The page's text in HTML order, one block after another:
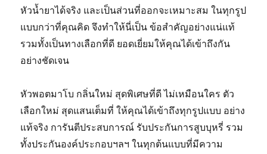
หัวน้ำยาได้จริง และเป็นส่วนที่ออกจะเหมาะสม ในทุกรูป
แบบกว่าที่คุณคิด จึงทำให้นี่เป็น ข้อสำคัญอย่างแน่แท้
รวมทั้งเป็นทางเลือกที่ดี ยอดเยี่ยมให้คุณได้เข้าถึงกัน
อย่างชัดเจน
หัวพอตมาโบ กลิ่นใหม่ สุดพิเศษที่ดี ไม่เหมือนใคร ตัว
เลือกใหม่ สุดแสนเต็มที่ ให้คุณได้เข้าถึงทุกรูปแบบ อย่าง
แท้จริง การันตีประสบการณ์ รับประกันการสูบบุหรี่ รวม
ทั้งประกันองค์ประกอบฯลฯ ในทุกต้นแบบที่มีความ